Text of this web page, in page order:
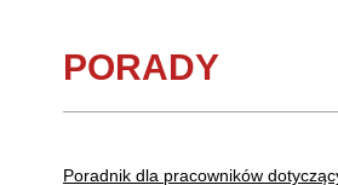
PORADY
Poradnik dla pracowników